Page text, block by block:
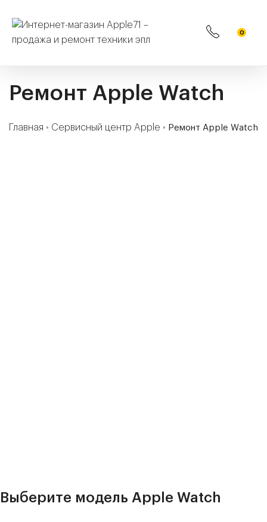
0
Ремонт Apple Watch
Главная • Сервисный центр Apple • Ремонт Apple Watch
Выберите модель Apple Watch